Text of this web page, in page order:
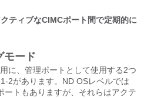
ティブなCIMCポート間で定期的に
モード
に、管理ポートとして使用する2つ
2があります。ND OSレベルでは
ートもありますが、それらはアクテ